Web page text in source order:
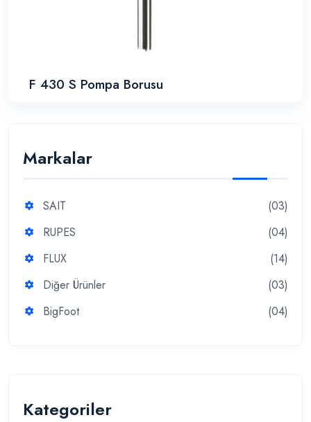
F 430 S Pompa Borusu
Markalar
SAIT
(03)
RUPES
(04)
FLUX
(14)
Diğer Ürünler
(03)
BigFoot
(04)
Kategoriler